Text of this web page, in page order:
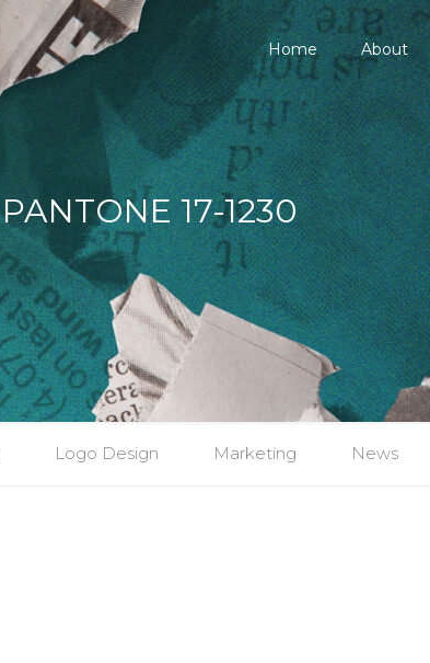
Home About
PANTONE 17-1230
Logo Design Marketing News